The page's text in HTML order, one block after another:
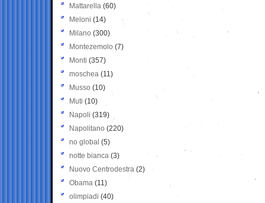
Mattarella (60)
Meloni (14)
Milano (300)
Montezemolo (7)
Monti (357)
moschea (11)
Musso (10)
Muti (10)
Napoli (319)
Napolitano (220)
no global (5)
notte bianca (3)
Nuovo Centrodestra (2)
Obama (11)
olimpiadi (40)